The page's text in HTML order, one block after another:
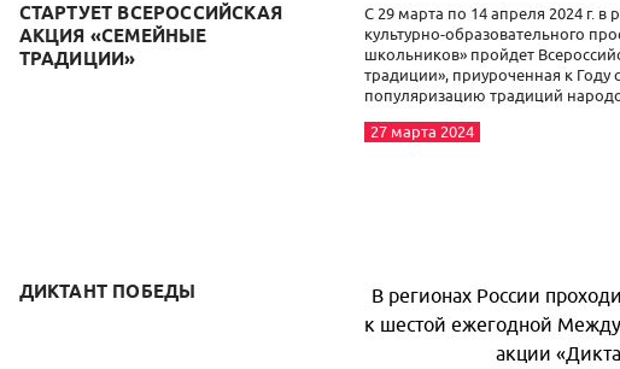
СТАРТУЕТ ВСЕРОССИЙСКАЯ
АКЦИЯ «СЕМЕЙНЫЕ
ТРАДИЦИИ»
С 29 марта по 14 апреля 2024 г.
культурно-образовательного
школьников» пройдет
традиции», приуроченная к Году
популяризацию традиций
27 марта 2024
ДИКТАНТ ПОБЕДЫ
В регионах России
к шестой ежегодной
акции